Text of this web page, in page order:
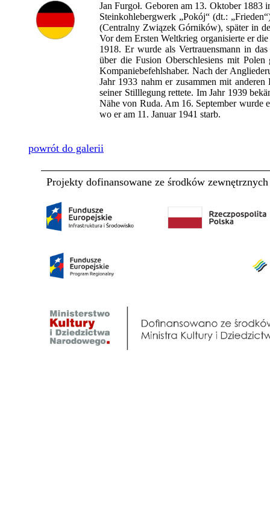
Jan Furgoł. Geboren am 13. Oktober
Steinkohlebergwerk „Pokój“ (dt.:
(Centralny Związek Górników), später in
Vor dem Ersten Weltkrieg organisierte er
1918. Er wurde als Vertrauensmann in
über die Fusion Oberschlesiens mit
Kompaniebefehlshaber. Nach der
Jahr 1933 nahm er zusammen mit
seiner Stilllegung rettete. Im Jahr 1939
Nähe von Ruda. Am 16. September wurde
wo er am 11. Januar 1941 starb.
powrót do galerii
Projekty dofinansowane ze środków zewnętrznych